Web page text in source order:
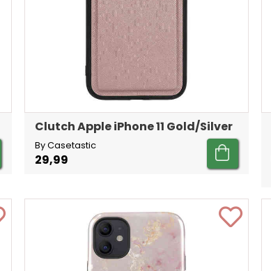
Clutch Apple iPhone 11 Gold/Silver
By Casetastic
29,99